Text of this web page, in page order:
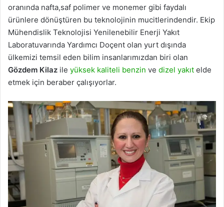
oranında nafta,saf polimer ve monemer gibi faydalı
ürünlere dönüştüren bu teknolojinin mucitlerindendir. Ekip
Mühendislik Teknolojisi Yenilenebilir Enerji Yakıt
Laboratuvarında Yardımcı Doçent olan yurt dışında
ülkemizi temsil eden bilim insanlarımızdan biri olan
Gözdem Kilaz ile yüksek kaliteli benzin ve dizel yakıt elde
etmek için beraber çalışıyorlar.